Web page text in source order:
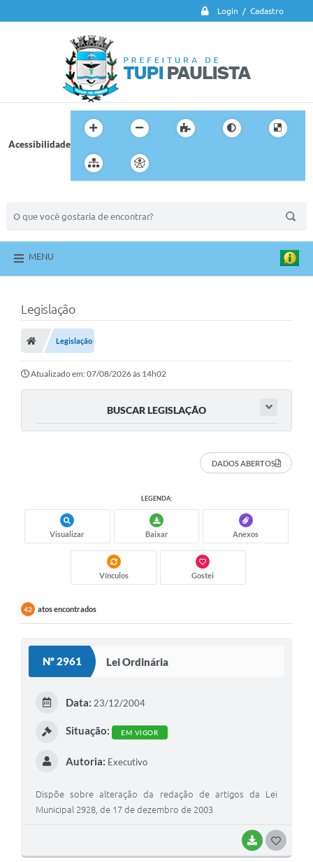
Login / Cadastro
Acessibilidade
MENU
Legislação
Legislação
Atualizado em: 07/08/2026 às 14h02
BUSCAR LEGISLAÇÃO
DADOS ABERTOS
LEGENDA:
Visualizar Baixar Anexos
Vínculos Gostei
42 atos encontrados
Nº 2961 Lei Ordinária
BAIXAR
Data: 23/12/2004
Situação: EM VIGOR
Autoria: Executivo
Dispõe sobre alteração da redação de artigos da Lei
Municipal 2928, de 17 de dezembro de 2003